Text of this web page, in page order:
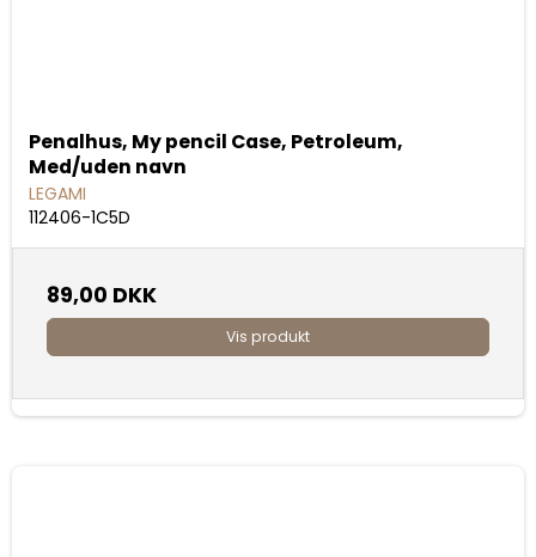
Penalhus, My pencil Case, Petroleum,
Med/uden navn
LEGAMI
112406-1C5D
89,00 DKK
Vis produkt